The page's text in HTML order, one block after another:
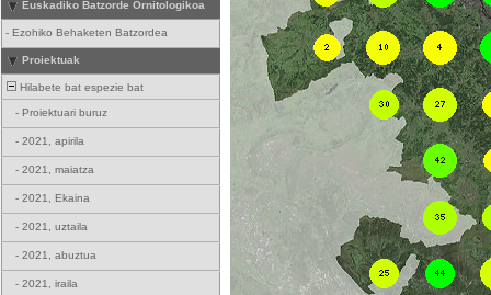
Euskadiko Batzorde Ornitologikoa
- Ezohiko Behaketen Batzordea
Proiektuak
Hilabete bat espezie bat
- Proiektuari buruz
- 2021, apirila
- 2021, maiatza
- 2021, Ekaina
- 2021, uztaila
- 2021, abuztua
- 2021, iraila